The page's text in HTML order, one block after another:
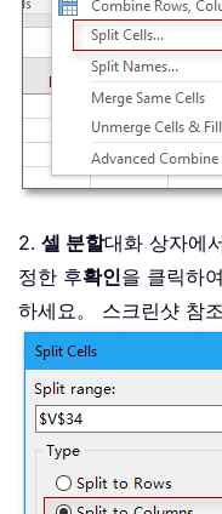
2. 셀 분할대화 상자에
정한 후확인을 클릭하
하세요。 스크린샷 참조